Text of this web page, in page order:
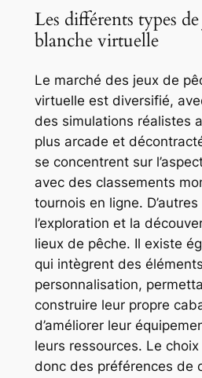
Les différents types
blanche virtuelle
Le marché des jeux de
virtuelle est diversifié,
des simulations réalistes
plus arcade et
se concentrent sur
avec des classements
tournois en ligne.
l’exploration et la
lieux de pêche. Il existe
qui intègrent des
personnalisation,
construire leur propre
d’améliorer leur
leurs ressources. Le
donc des préférences de